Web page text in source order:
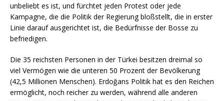
unbeliebt es ist, und fürchtet jeden Protest oder jede
Kampagne, die die Politik der Regierung bloßstellt, die in erster
Linie darauf ausgerichtet ist, die Bedürfnisse der Bosse zu
befriedigen.
Die 35 reichsten Personen in der Türkei besitzen dreimal so
viel Vermögen wie die unteren 50 Prozent der Bevölkerung
(42,5 Millionen Menschen). Erdoğans Politik hat es den Reichen
ermöglicht, noch reicher zu werden, während alle anderen